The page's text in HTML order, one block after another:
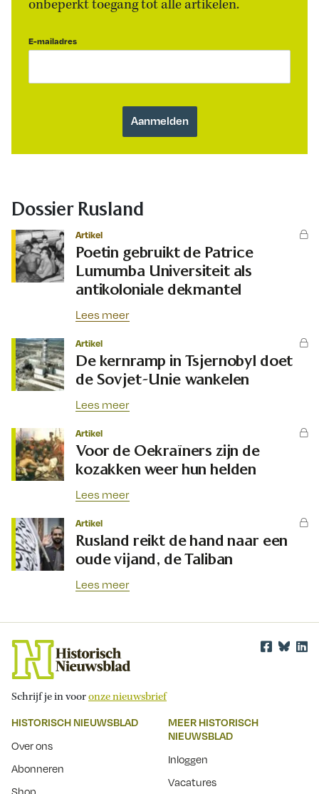
onbeperkt toegang tot alle artikelen.
E-mailadres
Dossier Rusland
Artikel
Poetin gebruikt de Patrice
Lumumba Universiteit als
antikoloniale dekmantel
Lees meer
Artikel
De kernramp in Tsjernobyl doet
de Sovjet-Unie wankelen
Lees meer
Artikel
Voor de Oekraïners zijn de
kozakken weer hun helden
Lees meer
Artikel
Rusland reikt de hand naar een
oude vijand, de Taliban
Lees meer
Schrijf je in vooronze nieuwsbrief
HISTORISCH NIEUWSBLAD
Over ons
Abonneren
Shop
MEER HISTORISCH
NIEUWSBLAD
Inloggen
Vacatures